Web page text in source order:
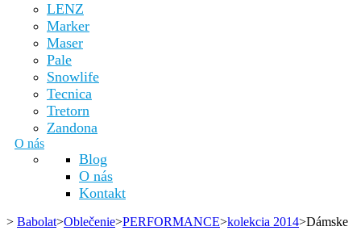
LENZ
Marker
Maser
Pale
Snowlife
Tecnica
Tretorn
Zandona
O nás
Blog
O nás
Kontakt
> Babolat>Oblečenie>PERFORMANCE>kolekcia 2014>Dámske